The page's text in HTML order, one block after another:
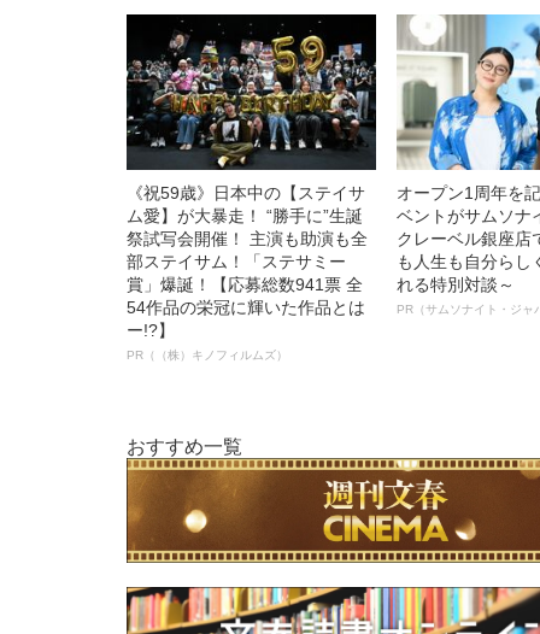
《祝59歳》日本中の【ステイサ
ム愛】が大暴走！ “勝手に”生誕
祭試写会開催！ 主演も助演も全
部ステイサム！「ステサミー
賞」爆誕！【応募総数941票 全
54作品の栄冠に輝いた作品とは
ー!?】
PR（（株）キノフィルムズ）
オープン1周年を
ベントがサムソナ
クレーベル銀座
も人生も自分らし
れる特別対談～
PR（サムソナイト・ジャ
おすすめ一覧